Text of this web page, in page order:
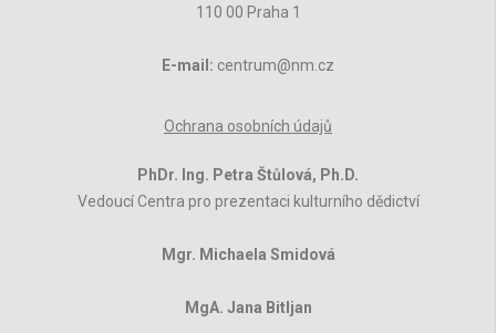
110 00 Praha 1
E-mail: centrum@nm.cz
Ochrana osobních údajů
PhDr. Ing. Petra Štůlová, Ph.D.
Vedoucí Centra pro prezentaci kulturního dědictví
Mgr. Michaela Smidová
MgA. Jana Bitljan